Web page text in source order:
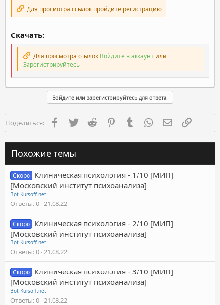
Для просмотра ссылок пройдите регистрацию
Скачать:
Для просмотра ссылок Войдите в аккаунт или
Зарегистрируйтесь
Войдите или зарегистрируйтесь для ответа.
Поделиться: FacebookTwitter Reddit PinterestTumblr WhatsAppЭлектронная
Похожие темы
Скоро Клиническая психология - 1/10 [МИП]
[Московский институт психоанализа]
Bot Kursoff.net
Ответы 0 21.08.22
Скоро Клиническая психология - 2/10 [МИП]
[Московский институт психоанализа]
Bot Kursoff.net
Ответы 0 21.08.22
Скоро Клиническая психология - 3/10 [МИП]
[Московский институт психоанализа]
Bot Kursoff.net
Ответы 0 21.08.22